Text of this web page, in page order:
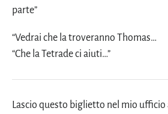
parte”
“Vedrai che la troveranno Thomas…
“Che la Tetrade ci aiuti…”
Lascio questo biglietto nel mio